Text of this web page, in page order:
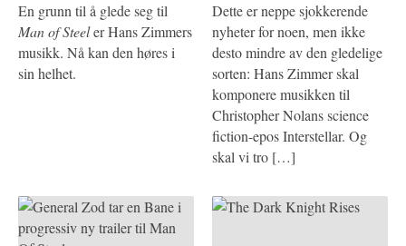
En grunn til å glede seg til
Man of Steeler Hans Zimmers
musikk. Nå kan den høres i
sin helhet.
Dette er neppe sjokkerende
nyheter for noen, men ikke
desto mindre av den gledelige
sorten: Hans Zimmer skal
komponere musikken til
Christopher Nolans science
fiction-epos Interstellar. Og
skal vi tro […]